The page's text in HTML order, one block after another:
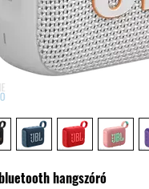
hangszóró